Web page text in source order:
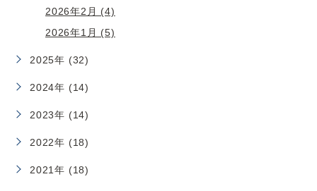
2026年2月 (4)
2026年1月 (5)
2025年 (32)
2024年 (14)
2023年 (14)
2022年 (18)
2021年 (18)